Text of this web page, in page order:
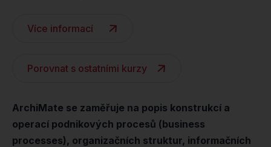
Více informací
Porovnat s ostatními kurzy
ArchiMate se zaměřuje na popis konstrukcí a
operací podnikových procesů (business
processes), organizačních struktur, informačních